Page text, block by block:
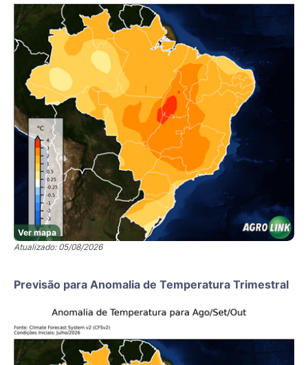
Ver mapa
Atualizado: 05/08/2026
Previsão para Anomalia de Temperatura Trimestral